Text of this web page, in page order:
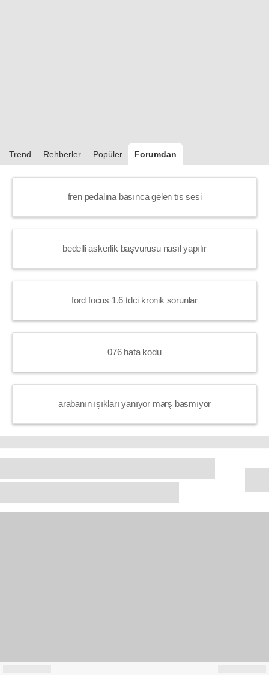
Trend Rehberler Popüler Forumdan
fren pedalına basınca gelen tıs sesi
bedelli askerlik başvurusu nasıl yapılır
ford focus 1.6 tdci kronik sorunlar
076 hata kodu
arabanın ışıkları yanıyor marş basmıyor